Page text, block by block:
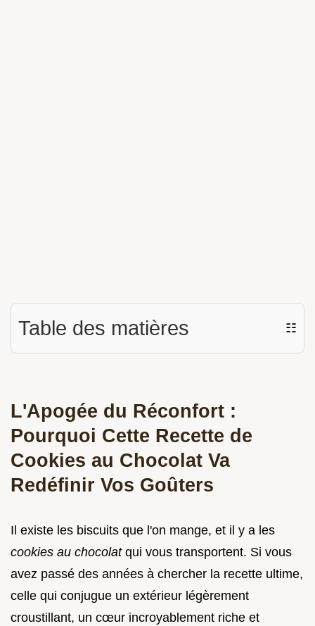
Table des matières ☷
L'Apogée du Réconfort :
Pourquoi Cette Recette de
Cookies au Chocolat Va
Redéfinir Vos Goûters
Il existe les biscuits que l'on mange, et il y a les
cookies au chocolat qui vous transportent. Si vous
avez passé des années à chercher la recette ultime,
celle qui conjugue un extérieur légèrement
croustillant, un cœur incroyablement riche et